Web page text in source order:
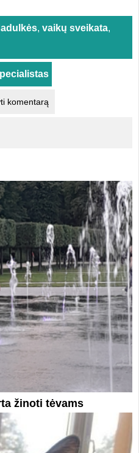
, vaikų sveikata,
komentarą
žinoti tėvams